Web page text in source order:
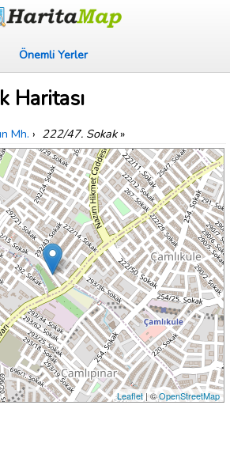
Önemli Yerler
Haritası
Mh. › 222/47. Sokak»
Leaflet| ©OpenStreetMap